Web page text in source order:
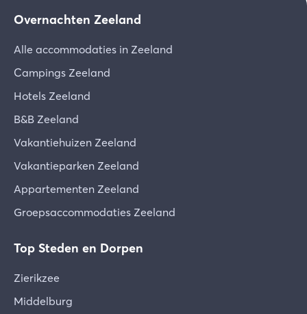
Overnachten Zeeland
Alle accommodaties in Zeeland
Campings Zeeland
Hotels Zeeland
B&B Zeeland
Vakantiehuizen Zeeland
Vakantieparken Zeeland
Appartementen Zeeland
Groepsaccommodaties Zeeland
Top Steden en Dorpen
Zierikzee
Middelburg